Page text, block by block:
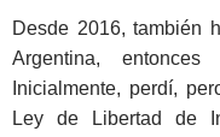
Desde 2016, también
Argentina,
Inicialmente, perdí,
Ley de Libertad de